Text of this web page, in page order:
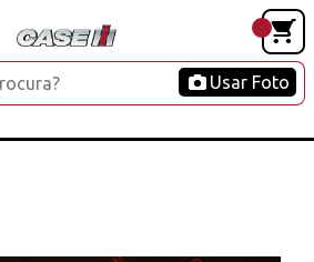
Usar Foto